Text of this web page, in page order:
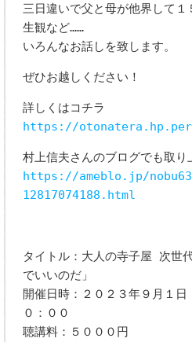
三日違いで父と母が他界して
生観など……
いろんなお話しを致します。
ぜひお越しください！
詳しくはコチラ
https://
村上信夫さんのブログでも取り
https://ameblo.jp/
12817074188.html
タイトル：大人の寺子屋 次世
でいいのだ」
開催日時：２０２３年９月１日
０：００
聴講料：５０００円